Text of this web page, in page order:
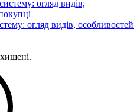
огляд видів, особливостей